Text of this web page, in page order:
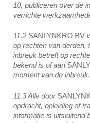
10, publiceren over de
verrichte
11.2 SANLYNKRO BV
op rechten van derden,
inbreuk betreft op
bekend is of aan
moment van de inbreuk.
11.3 Alle door
opdracht, opleiding of
informatie is uitsluitend